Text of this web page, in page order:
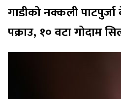
गाडीको नक्कली
पक्राउ, १० वटा गोदाम